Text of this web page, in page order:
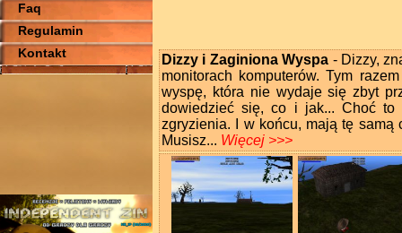
Faq
Regulamin
Kontakt
Dizzy i Zaginiona Wyspa - Dizzy,
monitorach komputerów. Tym
wyspę, która nie wydaje się zbyt
dowiedzieć się, co i jak... Choć to
zgryzienia. I w końcu, mają tę samą
Musisz... Więcej >>>